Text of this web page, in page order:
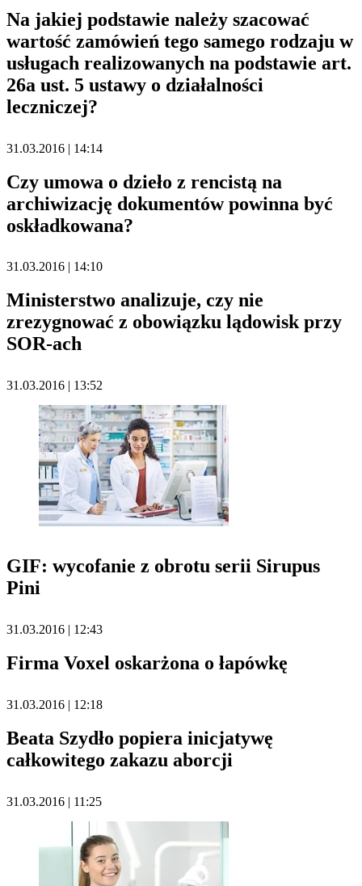
Na jakiej podstawie należy szacować
wartość zamówień tego samego rodzaju w
usługach realizowanych na podstawie art.
26a ust. 5 ustawy o działalności
leczniczej?
31.03.2016 | 14:14
Czy umowa o dzieło z rencistą na
archiwizację dokumentów powinna być
oskładkowana?
31.03.2016 | 14:10
Ministerstwo analizuje, czy nie
zrezygnować z obowiązku lądowisk przy
SOR-ach
31.03.2016 | 13:52
GIF: wycofanie z obrotu serii Sirupus
Pini
31.03.2016 | 12:43
Firma Voxel oskarżona o łapówkę
31.03.2016 | 12:18
Beata Szydło popiera inicjatywę
całkowitego zakazu aborcji
31.03.2016 | 11:25